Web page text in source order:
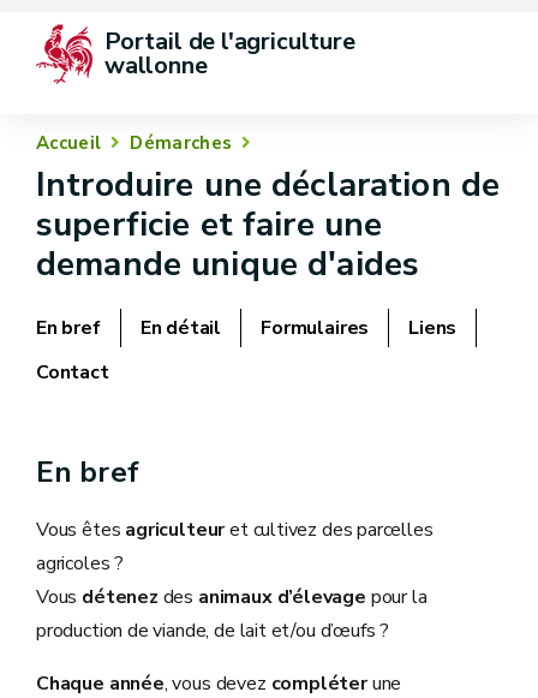
Portail de l'agriculture
wallonne
Accueil Démarches
Introduire une déclaration de
superficie et faire une
demande unique d'aides
En bref En détail Formulaires
Liens
Contact
En bref
Vous êtes agriculteuret cultivez des parcelles
agricoles ?
Vous détenez des animaux d’élevage pour la
production de viande, de lait et/ou d’œufs ?
Chaque année, vous devez compléterune